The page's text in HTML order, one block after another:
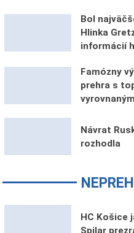
Bol
Hlinka
informácií
Famózny
prehra s
Návrat
rozhodla
HC Košice
Spilar